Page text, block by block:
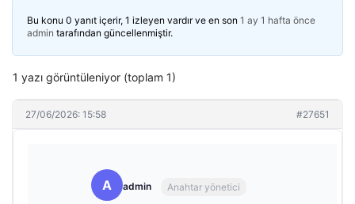
Bu konu 0 yanıt içerir, 1 izleyen vardır ve en son 1 ay 1 hafta önce
admin tarafından güncellenmiştir.
1 yazı görüntüleniyor (toplam 1)
27/06/2026: 15:58 #27651
A admin Anahtar yönetici